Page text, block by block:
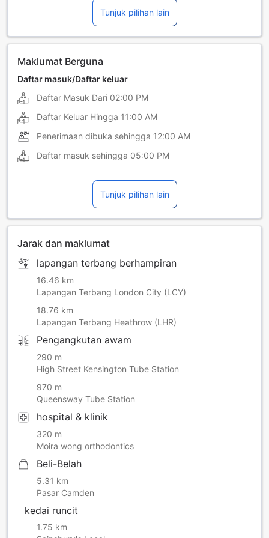
Tunjuk pilihan lain
Maklumat Berguna
Daftar masuk/Daftar keluar
Daftar Masuk Dari 02:00 PM
Daftar Keluar Hingga 11:00 AM
Penerimaan dibuka sehingga 12:00 AM
Daftar masuk sehingga 05:00 PM
Tunjuk pilihan lain
Jarak dan maklumat
lapangan terbang berhampiran
16.46 km
Lapangan Terbang London City (LCY)
18.76 km
Lapangan Terbang Heathrow (LHR)
Pengangkutan awam
290 m
High Street Kensington Tube Station
970 m
Queensway Tube Station
hospital & klinik
320 m
Moira wong orthodontics
Beli-Belah
5.31 km
Pasar Camden
kedai runcit
1.75 km